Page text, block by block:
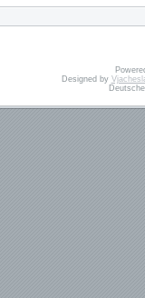
Designed by